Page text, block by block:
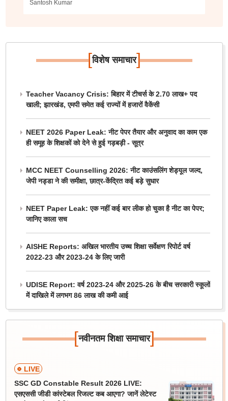
Santosh Kumar
[विशेष समाचार]
Teacher Vacancy Crisis: बिहार में टीचर्स के 2.70 लाख+ पद
खाली; झारखंड, एमपी समेत कई राज्यों में हजारों वैकेंसी
NEET 2026 Paper Leak: नीट पेपर तैयार और अनुवाद का काम एक
ही समूह के शिक्षकों को देने से हुई गड़बड़ी - सूत्र
MCC NEET Counselling 2026: नीट काउंसलिंग शेड्यूल जल्द,
जेपी नड्डा ने की समीक्षा, छात्र-केंद्रित कई बड़े सुधार
NEET Paper Leak: एक नहीं कई बार लीक हो चुका है नीट का पेपर;
जानिए काला सच
AISHE Reports: अखिल भारतीय उच्च शिक्षा सर्वेक्षण रिपोर्ट वर्ष
2022-23 और 2023-24 के लिए जारी
UDISE Report: वर्ष 2023-24 और 2025-26 के बीच सरकारी स्कूलों
में दाखिले में लगभग 86 लाख की कमी आई
[नवीनतम शिक्षा समाचार]
LIVE
SSC GD Constable Result 2026 LIVE:
एसएससी जीडी कांस्टेबल रिजल्ट कब आएगा? जानें लेटेस्ट